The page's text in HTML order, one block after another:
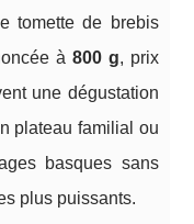
tomette de brebis
à 800 g, prix
une dégustation
plateau familial ou
basques sans
plus puissants.